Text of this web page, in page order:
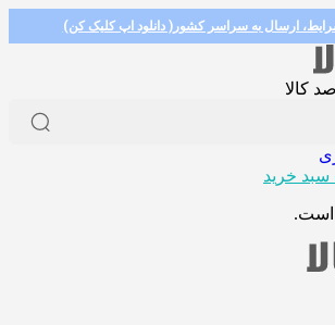
ارسال به سراسر کشور( دانلود اپ کلیک کن)
کالا
خرید
است.